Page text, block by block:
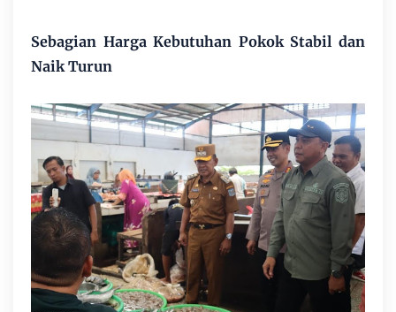
Sebagian Harga Kebutuhan Pokok Stabil dan
Naik Turun